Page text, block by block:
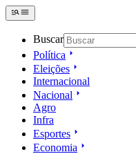
Buscar
Política
Eleições
Internacional
Nacional
Agro
Infra
Esportes
Economia